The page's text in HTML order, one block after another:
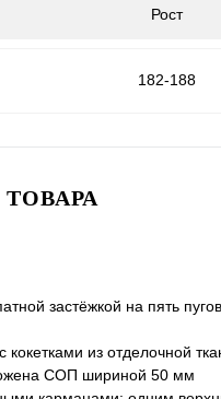
Рост
182-188
застёжкой на пять
кокетками из отделочной
СОП шириной 50 мм